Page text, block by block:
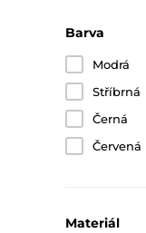
Barva
Modrá
Stříbrná
Černá
Červená
Materiál